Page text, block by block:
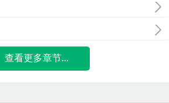
查看更多章节...